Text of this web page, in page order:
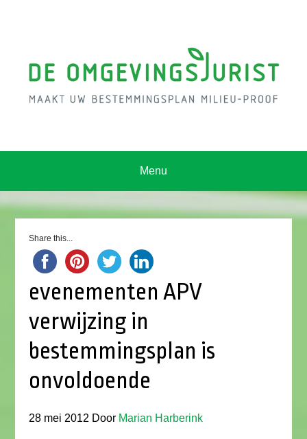
Menu
Share this...
evenementen APV
verwijzing in
bestemmingsplan is
onvoldoende
28 mei 2012 Door Marian Harberink